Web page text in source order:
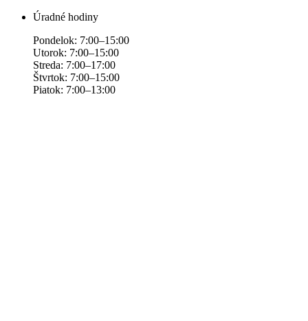
Úradné hodiny
Pondelok: 7:00–15:00
Utorok: 7:00–15:00
Streda: 7:00–17:00
Štvrtok: 7:00–15:00
Piatok: 7:00–13:00